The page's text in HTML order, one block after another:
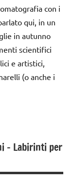
con i
qui, in un
in autunno
scientifici
e artistici,
(o anche i
– Labirinti per